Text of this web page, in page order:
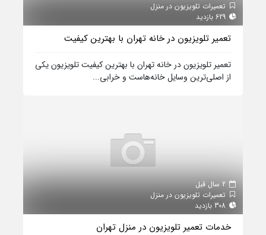
تعمیرات تلویزیون در منزل
تعمیر تلویزیون در خانه تهران با بهترین کیفیت
تعمیر تلویزیون در خانه تهران با بهترین کیفیت تلویزیون یکی
از اصلی‌ترین وسایل خانه‌هاست و خرابی...
تعمیرات تلویزیون در منزل
خدمات تعمیر تلویزیون در منزل تهران